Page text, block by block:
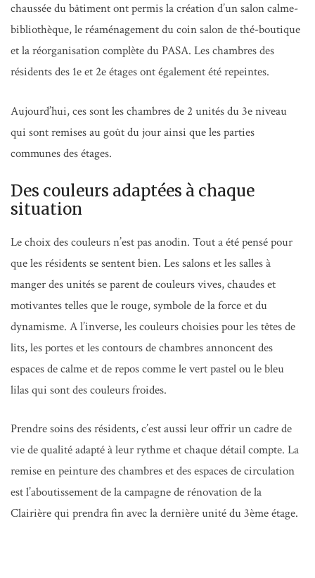
chaussée du bâtiment ont permis la création d’un salon calme-
bibliothèque, le réaménagement du coin salon de thé-boutique
et la réorganisation complète du PASA. Les chambres des
résidents des 1e et 2e étages ont également été repeintes.
Aujourd’hui, ces sont les chambres de 2 unités du 3e niveau
qui sont remises au goût du jour ainsi que les parties
communes des étages.
Des couleurs adaptées à chaque
situation
Le choix des couleurs n’est pas anodin. Tout a été pensé pour
que les résidents se sentent bien. Les salons et les salles à
manger des unités se parent de couleurs vives, chaudes et
motivantes telles que le rouge, symbole de la force et du
dynamisme. A l’inverse, les couleurs choisies pour les têtes de
lits, les portes et les contours de chambres annoncent des
espaces de calme et de repos comme le vert pastel ou le bleu
lilas qui sont des couleurs froides.
Prendre soins des résidents, c’est aussi leur offrir un cadre de
vie de qualité adapté à leur rythme et chaque détail compte. La
remise en peinture des chambres et des espaces de circulation
est l’aboutissement de la campagne de rénovation de la
Clairière qui prendra fin avec la dernière unité du 3ème étage.